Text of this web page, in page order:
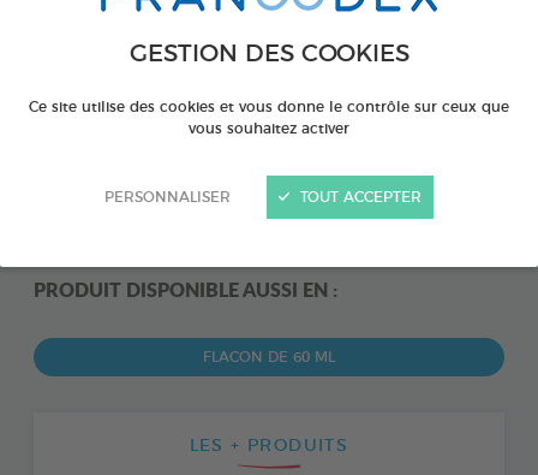
GESTION DES COOKIES
Ce site utilise des cookies et vous donne le contrôle sur ceux que
vous souhaitez activer
PERSONNALISER TOUT ACCEPTER
PRODUIT DISPONIBLE AUSSI EN :
FLACON DE 60 ML
LES + PRODUITS